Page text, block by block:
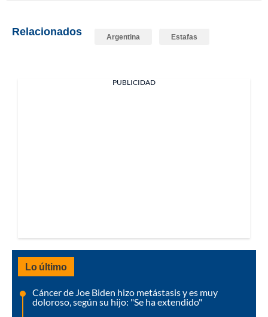
Relacionados Argentina Estafas
PUBLICIDAD
Lo último
Cáncer de Joe Biden hizo metástasis y es muy
doloroso, según su hijo: "Se ha extendido"